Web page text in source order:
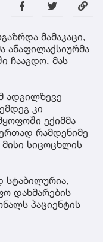
მამაკაცი,
ანაფილაქსიურმა
ჩააგდო, მას
ადგილზევე
კი
ექიმმა
რამდენიმე
სიცოცხლის
სტაბილურია,
დახმარების
პაციენტის